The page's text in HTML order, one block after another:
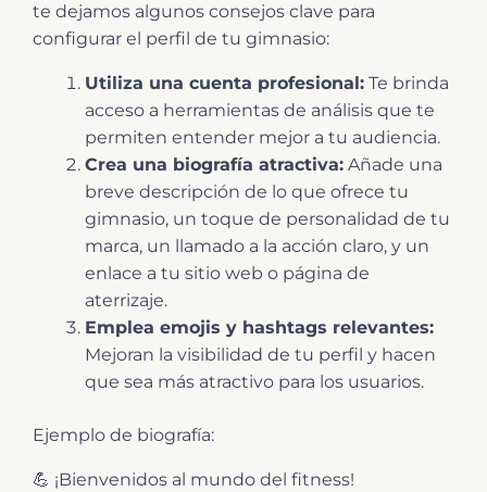
te dejamos algunos consejos clave para
configurar el perfil de tu gimnasio:
Utiliza una cuenta profesional: Te brinda
acceso a herramientas de análisis que te
permiten entender mejor a tu audiencia.
Crea una biografía atractiva: Añade una
breve descripción de lo que ofrece tu
gimnasio, un toque de personalidad de tu
marca, un llamado a la acción claro, y un
enlace a tu sitio web o página de
aterrizaje.
Emplea emojis y hashtags relevantes:
Mejoran la visibilidad de tu perfil y hacen
que sea más atractivo para los usuarios.
Ejemplo de biografía:
💪 ¡Bienvenidos al mundo del fitness!